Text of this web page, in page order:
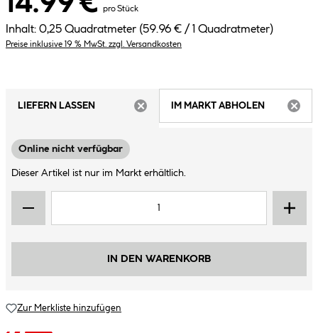
pro Stück
Inhalt: 0,25 Quadratmeter (59.96 € / 1 Quadratmeter)
Preise inklusive 19 % MwSt. zzgl. Versandkosten
LIEFERN LASSEN
IM MARKT ABHOLEN
Online nicht verfügbar
Dieser Artikel ist nur im Markt erhältlich.
IN DEN WARENKORB
Zur Merkliste hinzufügen